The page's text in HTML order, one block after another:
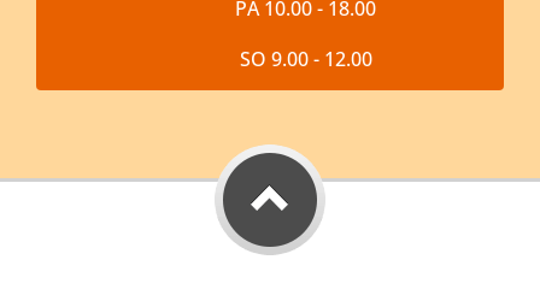
PÁ 10.00 - 18.00
SO 9.00 - 12.00